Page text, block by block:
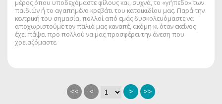
μέρος όπου υποδεχόμαστε φίλους και, συχνά, το «γήπεδο» των
παιδιών ή το αγαπημένο κρεβάτι του κατοικιδίου μας. Παρά την
κεντρική του σημασία, πολλοί από εμάς δυσκολευόμαστε να
αποχωριστούμε τον παλιό μας καναπέ, ακόμη κι όταν εκείνος
έχει πάψει προ πολλού να μας προσφέρει την άνεση που
χρειαζόμαστε.
<< < > >>